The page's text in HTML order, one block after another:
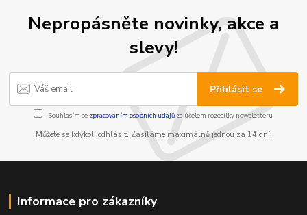
Nepropásněte novinky, akce a
slevy!
Přihlásit se
Souhlasím se zpracováním osobních údajůza účelem rozesílky newsletteru.
Můžete se kdykoli odhlásit. Zasíláme maximálně jednou za 14 dní.
Informace pro zákazníky